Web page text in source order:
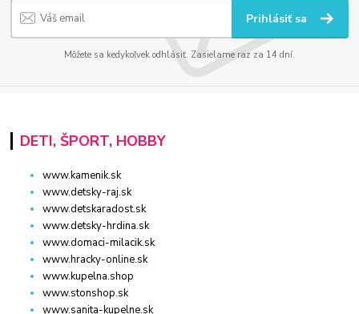
Prihlásiť sa
Môžete sa kedykoľvek odhlásiť. Zasielame raz za 14 dní.
DETI, ŠPORT, HOBBY
www.kamenik.sk
www.detsky-raj.sk
www.detskaradost.sk
www.detsky-hrdina.sk
www.domaci-milacik.sk
www.hracky-online.sk
www.kupelna.shop
www.stonshop.sk
www.sanita-kupelne.sk